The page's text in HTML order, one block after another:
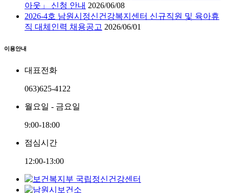
아웃」 신청 안내 2026/06/08
2026-4호 남원시정신건강복지센터 신규직원 및 육아휴
직 대체인력 채용공고 2026/06/01
이용안내
대표전화
063)625-4122
월요일 - 금요일
9:00-18:00
점심시간
12:00-13:00